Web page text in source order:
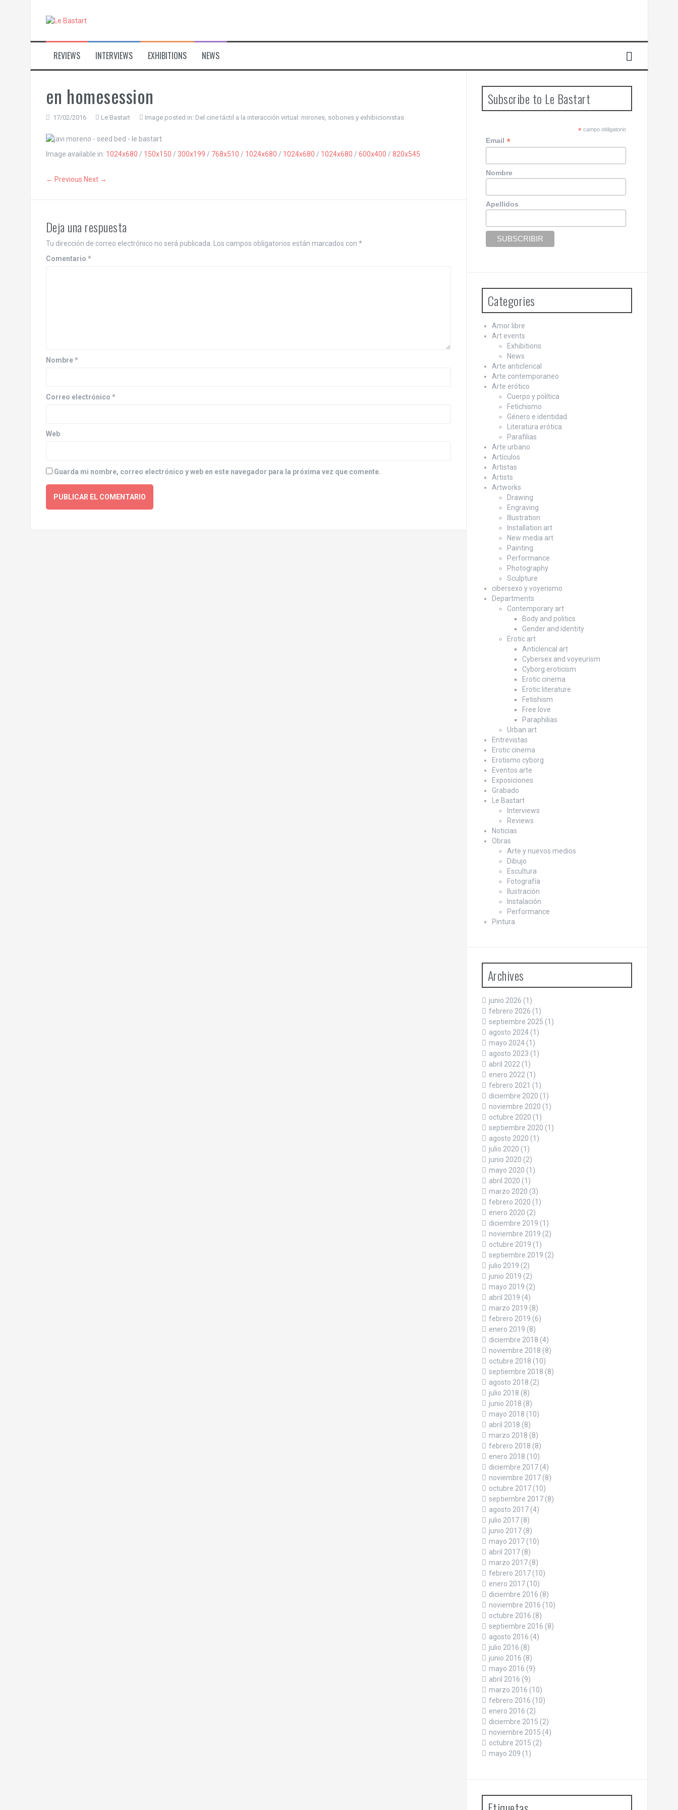
REVIEWS INTERVIEWS EXHIBITIONS NEWS
en homesession
17/02/2016 Le Bastart Image posted in: Del cine táctil a la interacción virtual: mirones, sobones y exhibicionistas
Image available in: 1024x680 / 150x150 / 300x199 / 768x510 / 1024x680 / 1024x680 / 1024x680 / 600x400 / 820x545
← Previous Next →
Deja una respuesta
Tu dirección de correo electrónico no será publicada. Los campos obligatorios están marcados con *
Comentario *
Nombre*
Correo electrónico *
Web
Guarda mi nombre, correo electrónico y web en este navegador para la próxima vez que comente.
Subscribe to Le Bastart
*campo obligatorio
Email*
Nombre
Apellidos
Categories
Amor libre
Art events
Exhibitions
News
Arte anticlerical
Arte contemporaneo
Arte erótico
Cuerpo y política
Fetichismo
Género e identidad
Literatura erótica
Parafilias
Arte urbano
Artículos
Artistas
Artists
Artworks
Drawing
Engraving
Illustration
Installation art
New media art
Painting
Performance
Photography
Sculpture
cibersexo y voyerismo
Departments
Contemporary art
Body and politics
Gender and identity
Erotic art
Anticlerical art
Cybersex and voyeurism
Cyborg eroticism
Erotic cinema
Erotic literature
Fetishism
Free love
Paraphilias
Urban art
Entrevistas
Erotic cinema
Erotismo cyborg
Eventos arte
Exposiciones
Grabado
Le Bastart
Interviews
Reviews
Noticias
Obras
Arte y nuevos medios
Dibujo
Escultura
Fotografía
Ilustración
Instalación
Performance
Pintura
Archives
junio 2026 (1)
febrero 2026 (1)
septiembre 2025 (1)
agosto 2024(1)
mayo 2024(1)
agosto 2023 (1)
abril 2022(1)
enero 2022(1)
febrero 2021 (1)
diciembre 2020 (1)
noviembre 2020 (1)
octubre 2020 (1)
septiembre 2020 (1)
agosto 2020 (1)
julio 2020 (1)
junio 2020 (2)
mayo 2020 (1)
abril 2020 (1)
marzo 2020 (3)
febrero 2020 (1)
enero 2020 (2)
diciembre 2019 (1)
noviembre 2019 (2)
octubre 2019 (1)
septiembre 2019 (2)
julio 2019 (2)
junio 2019 (2)
mayo 2019 (2)
abril 2019 (4)
marzo 2019 (8)
febrero 2019 (6)
enero 2019 (8)
diciembre 2018 (4)
noviembre 2018 (8)
octubre 2018 (10)
septiembre 2018 (8)
agosto 2018 (2)
julio 2018 (8)
junio 2018 (8)
mayo 2018 (10)
abril 2018 (8)
marzo 2018 (8)
febrero 2018 (8)
enero 2018 (10)
diciembre 2017(4)
noviembre 2017(8)
octubre 2017(10)
septiembre 2017(8)
agosto 2017(4)
julio 2017(8)
junio 2017(8)
mayo 2017(10)
abril 2017(8)
marzo 2017(8)
febrero 2017(10)
enero 2017(10)
diciembre 2016 (8)
noviembre 2016 (10)
octubre 2016 (8)
septiembre 2016 (8)
agosto 2016 (4)
julio 2016 (8)
junio 2016 (8)
mayo 2016 (9)
abril 2016 (9)
marzo 2016 (10)
febrero 2016 (10)
enero 2016 (2)
diciembre 2015 (2)
noviembre 2015 (4)
octubre 2015 (2)
mayo 209 (1)